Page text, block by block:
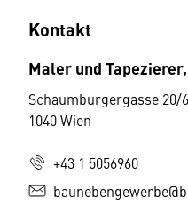
Kontakt
Maler und
Schaumburgergasse 20/6
1040 Wien
+43 1 5056960